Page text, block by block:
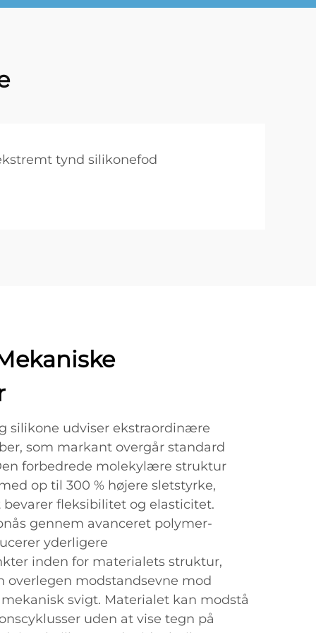
tynd silikonefod
silikone udviser ekstraordinære
som markant overgår standard
forbedrede molekylære struktur
op til 300 % højere sletstyrke,
fleksibilitet og elasticitet.
gennem avanceret polymer-
yderligere
inden for materialets struktur,
overlegen modstandsevne mod
svigt. Materialet kan modstå
uden at vise tegn på